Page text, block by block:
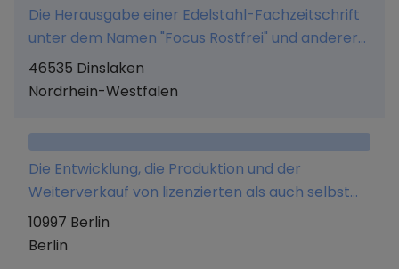
Die Herausgabe einer Edelstahl-Fachzeitschrift
unter dem Namen "Focus Rostfrei" und anderer
Publikationen auf dem Gebiet des Edelstahles,
sowie die Durchführung von fachbezogenen
46535 Dinslaken
Nordrhein-Westfalen
Die Entwicklung, die Produktion und der
Weiterverkauf von lizenzierten als auch selbst
entwickelten Kunstauflagen sowie Unikaten.
Darüber hinaus produziert die Firma für Künstler
10997 Berlin
Berlin